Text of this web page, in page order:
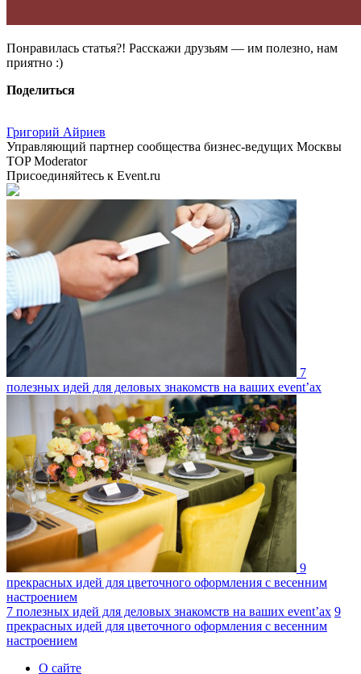
Понравилась статья?! Расскажи друзьям — им полезно, нам
приятно :)
Поделиться
Григорий Айриев
Управляющий партнер сообщества бизнес-ведущих Москвы
TOP Moderator
Присоединяйтесь к Event.ru
7
полезных идей для деловых знакомств на ваших event’ах
9
прекрасных идей для цветочного оформления с весенним
настроением
7 полезных идей для деловых знакомств на ваших event’ах 9
прекрасных идей для цветочного оформления с весенним
настроением
О сайте